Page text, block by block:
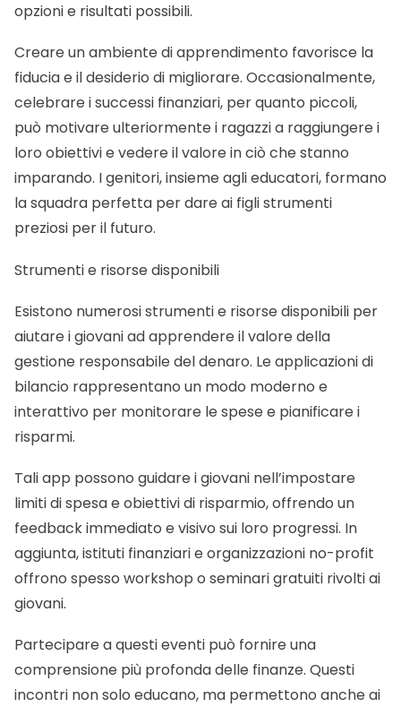
opzioni e risultati possibili.
Creare un ambiente di apprendimento favorisce la
fiducia e il desiderio di migliorare. Occasionalmente,
celebrare i successi finanziari, per quanto piccoli,
può motivare ulteriormente i ragazzi a raggiungere i
loro obiettivi e vedere il valore in ciò che stanno
imparando. I genitori, insieme agli educatori, formano
la squadra perfetta per dare ai figli strumenti
preziosi per il futuro.
Strumenti e risorse disponibili
Esistono numerosi strumenti e risorse disponibili per
aiutare i giovani ad apprendere il valore della
gestione responsabile del denaro. Le applicazioni di
bilancio rappresentano un modo moderno e
interattivo per monitorare le spese e pianificare i
risparmi.
Tali app possono guidare i giovani nell’impostare
limiti di spesa e obiettivi di risparmio, offrendo un
feedback immediato e visivo sui loro progressi. In
aggiunta, istituti finanziari e organizzazioni no-profit
offrono spesso workshop o seminari gratuiti rivolti ai
giovani.
Partecipare a questi eventi può fornire una
comprensione più profonda delle finanze. Questi
incontri non solo educano, ma permettono anche ai